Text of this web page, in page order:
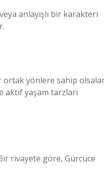
anlayışlı bir karakteri
ortak yönlere sahip
aktif yaşam tarzları
rivayete göre, Gürcüce